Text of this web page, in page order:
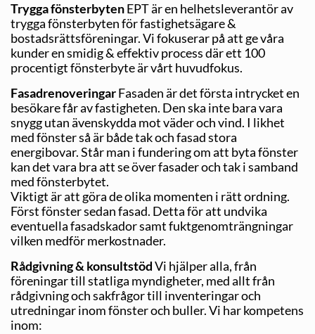
Trygga fönsterbytenEPT är en helhetsleverantör av
trygga fönsterbyten för fastig­hetsägare &
bostadsrättsföreningar. Vi fokuserar på att ge våra
kunder en smidig & effektiv process där ett 100
procentigt fönsterbyte är vårt huvudfokus.
FasadrenoveringarFasaden är det första intrycket en
besökare får av fastigheten. Den ska inte bara vara
snygg utan ävenskydda mot väder och vind. I likhet
med fönster så är både tak och fasad stora
energibovar. Står man i fundering om att byta fönster
kan det vara bra att se över fasader och tak i samband
med fönsterbytet.
Viktigt är att göra de olika momenten i rätt ordning.
Först fönster sedan fasad. Detta för att undvika
eventuella fasadskador samt fuktgenomträngningar
vilken medför merkostnader.
Rådgivning & konsultstödVi hjälper alla, från
föreningar till statliga myndigheter, med allt från
rådgivning och sakfrågor till inventeringar och
utredningar inom fönster och buller. Vi har kompetens
inom: